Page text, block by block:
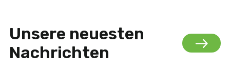
Unsere neuesten
Nachrichten